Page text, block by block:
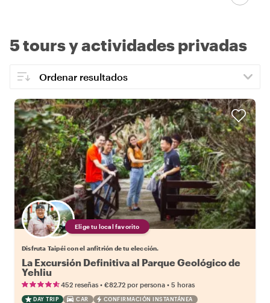
5 tours y actividades privadas
Elige tu local favorito
Disfruta Taipéi con el anfitrión de tu elección.
La Excursión Definitiva al Parque Geológico de
Yehliu
452 reseñas • €82.72 por persona • 5 horas
DAY TRIP CAR CONFIRMACIÓN INSTANTÁNEA